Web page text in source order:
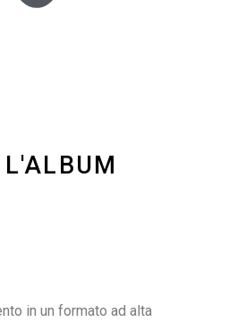
in un formato ad alta